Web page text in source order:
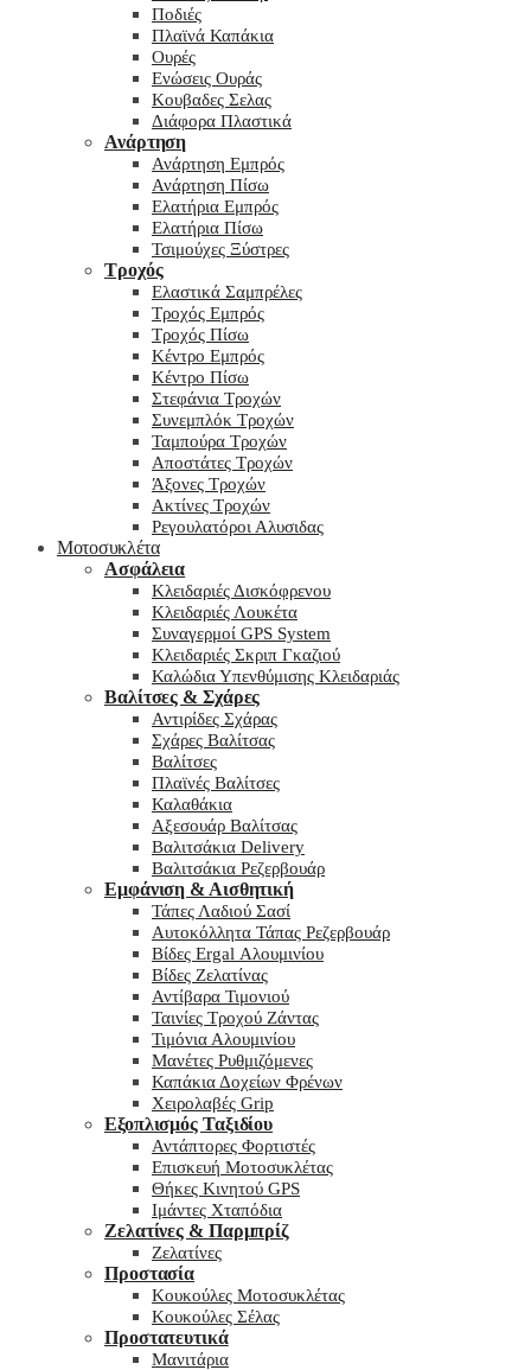
Ποδιές
Πλαϊνά Καπάκια
Ουρές
Ενώσεις Ουράς
Κουβαδες Σελας
Διάφορα Πλαστικά
Ανάρτηση
Ανάρτηση Εμπρός
Ανάρτηση Πίσω
Ελατήρια Εμπρός
Ελατήρια Πίσω
Τσιμούχες Ξύστρες
Τροχός
Ελαστικά Σαμπρέλες
Τροχός Εμπρός
Τροχός Πίσω
Κέντρο Εμπρός
Κέντρο Πίσω
Στεφάνια Τροχών
Συνεμπλόκ Τροχών
Ταμπούρα Τροχών
Αποστάτες Τροχών
Άξονες Τροχών
Ακτίνες Τροχών
Ρεγουλατόροι Αλυσιδας
Μοτοσυκλέτα
Ασφάλεια
Κλειδαριές Δισκόφρενου
Κλειδαριές Λουκέτα
Συναγερμοί GPS System
Κλειδαριές Σκριπ Γκαζιού
Καλώδια Υπενθύμισης Κλειδαριάς
Βαλίτσες & Σχάρες
Αντιρίδες Σχάρας
Σχάρες Βαλίτσας
Βαλίτσες
Πλαϊνές Βαλίτσες
Καλαθάκια
Αξεσουάρ Βαλίτσας
Βαλιτσάκια Delivery
Βαλιτσάκια Ρεζερβουάρ
Εμφάνιση & Αισθητική
Τάπες Λαδιού Σασί
Αυτοκόλλητα Τάπας Ρεζερβουάρ
Βίδες Ergal Αλουμινίου
Βίδες Ζελατίνας
Αντίβαρα Τιμονιού
Ταινίες Τροχού Ζάντας
Τιμόνια Αλουμινίου
Μανέτες Ρυθμιζόμενες
Καπάκια Δοχείων Φρένων
Χειρολαβές Grip
Εξοπλισμός Ταξιδίου
Αντάπτορες Φορτιστές
Επισκευή Μοτοσυκλέτας
Θήκες Κινητού GPS
Ιμάντες Χταπόδια
Ζελατίνες & Παρμπρίζ
Ζελατίνες
Προστασία
Κουκούλες Μοτοσυκλέτας
Κουκούλες Σέλας
Προστατευτικά
Μανιτάρια